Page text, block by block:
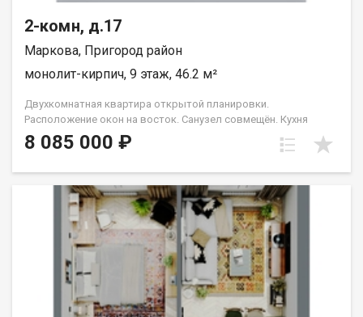
2-комн, д.17
Маркова, Пригород район
монолит-кирпич, 9 этаж, 46.2 м²
Двухкомнатная квартира открытой планировки.
Расположение окон на восток. Санузел совмещён. Кухня
выделена в нишу. Идеальное решение для первого жилья или
в качестве инвестиций. Прекрасно подойдет молодой семье
8 085 000 ₽